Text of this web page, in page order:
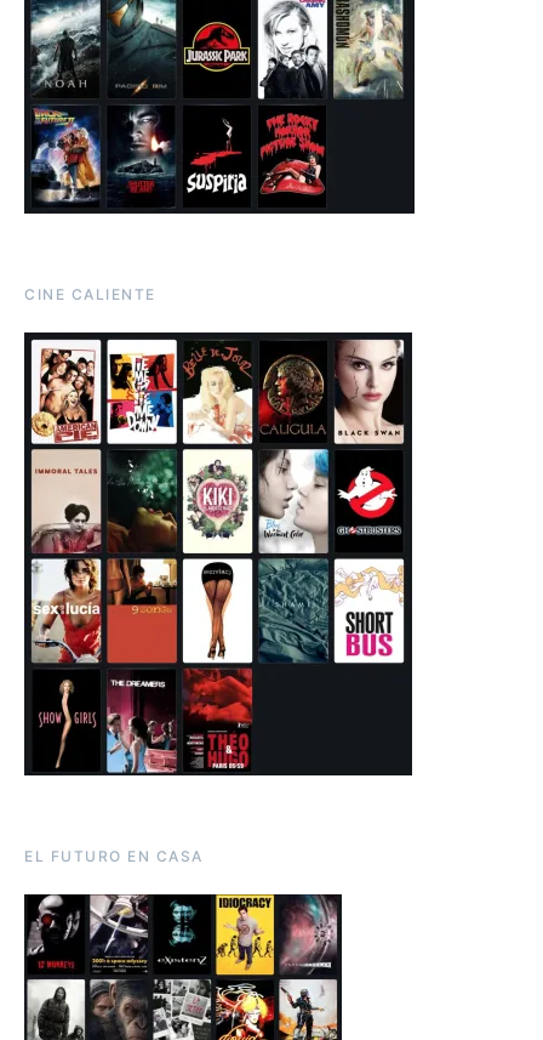
CINE CALIENTE
EL FUTURO EN CASA